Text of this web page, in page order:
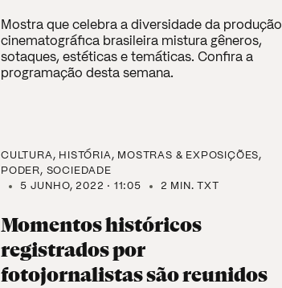
Mostra que celebra a diversidade da produção
cinematográfica brasileira mistura gêneros,
sotaques, estéticas e temáticas. Confira a
programação desta semana.
CULTURA HISTÓRIA MOSTRAS & EXPOSIÇÕES
PODER SOCIEDADE
5 JUNHO, 2022 · 11:05
2 MIN. TXT
Momentos históricos
registrados por
fotojornalistas são reunidos